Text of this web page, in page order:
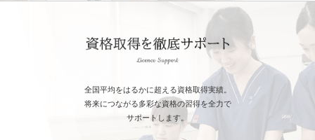
全国平均をはるかに超える資格取得実績。
将来につながる多彩な資格の習得を全力で
サポートします。